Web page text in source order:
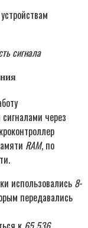
сигнала
через
RAM, по
использовались 8-
передавались